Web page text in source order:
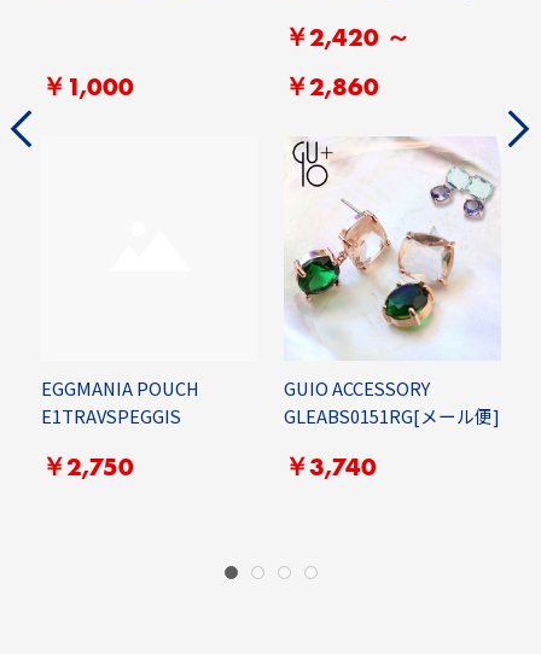
￥1,000
￥2,420 ～
￥2,860
EGGMANIA POUCH
E1TRAVSPEGGIS
￥2,750
GUIO ACCESSORY
GLEABS0151RG[メール便]
￥3,740